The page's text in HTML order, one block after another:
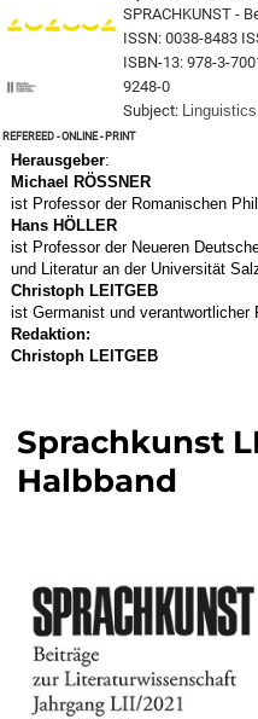
SPRACHKUNST -
ISSN: 0038-8483
ISBN-13: 978-3-
9248-0
Subject:
Refereed - online - print
Herausgeber:
Michael RÖSSNER
ist Professor der Romanischen
Hans HÖLLER
ist Professor der Neueren
und Literatur an der Universität
Christoph LEITGEB
ist Germanist und verantwortlicher
Redaktion:
Christoph LEITGEB
Sprachkunst
Halbband